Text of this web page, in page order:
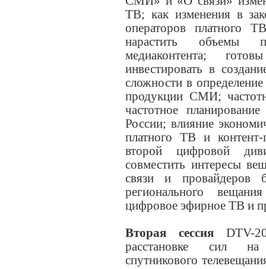
ТВ; как изменения в
операторов платного
нарастить объемы
медиаконтента;
инвестировать в
сложности в
продукции СМИ;
частотное
России; влияние
платного ТВ и контент-
второй цифровой
совместить интересы
связи и провайдеров
регионального
цифровое эфирное ТВ и
Вторая сессия DTV-
расстановке сил на
спутникового